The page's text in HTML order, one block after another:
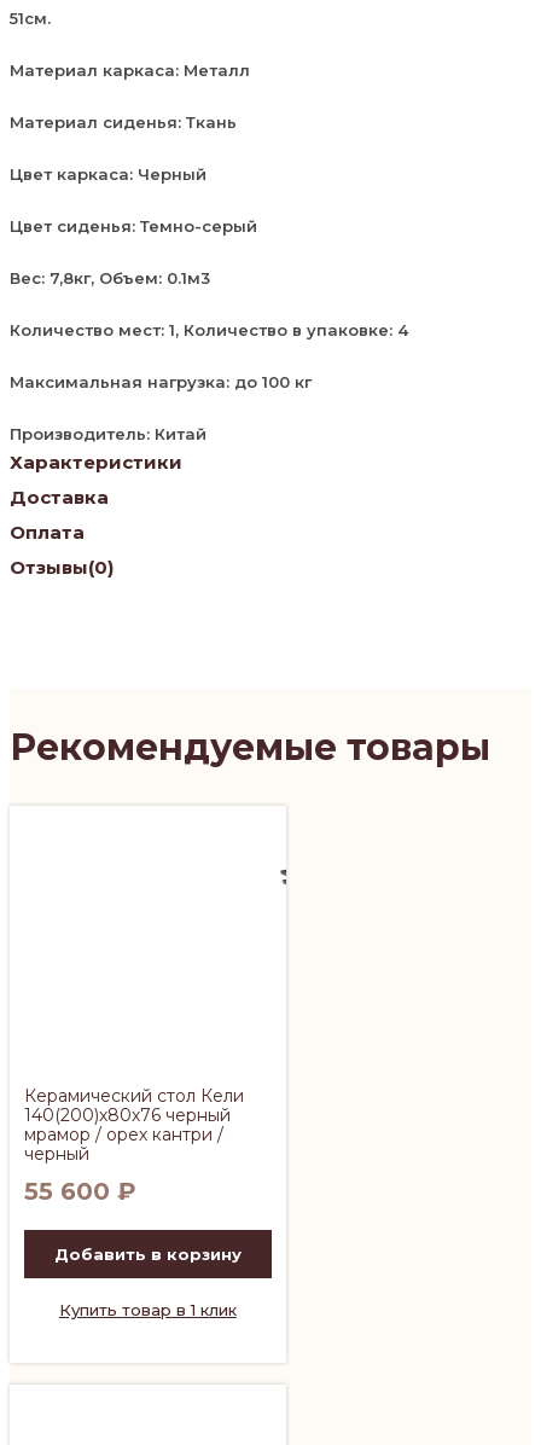
51см.
Материал каркаса: Металл
Материал сиденья: Ткань
Цвет каркаса: Черный
Цвет сиденья: Темно-серый
Вес: 7,8кг, Объем: 0.1м3
Количество мест: 1, Количество в упаковке: 4
Максимальная нагрузка: до 100 кг
Производитель: Китай
Характеристики
Доставка
Оплата
Отзывы(0)
Рекомендуемые товары
Керамический стол Кели
140(200)х80х76 черный
мрамор / орех кантри /
черный
55 600 ₽
Добавить в корзину
Купить товар в 1 клик